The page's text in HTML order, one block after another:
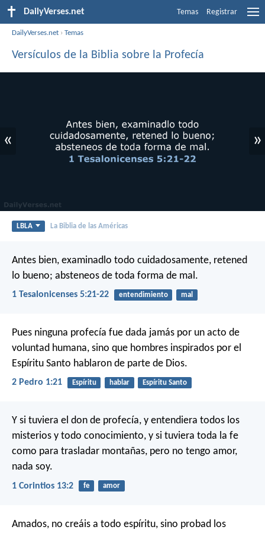
DailyVerses.net Temas Registrar
DailyVerses.net ›Temas
Versículos de la Biblia sobre la Profecía
« »
LBLA La Biblia de las Américas
Antes bien, examinadlo todo cuidadosamente, retened
lo bueno; absteneos de toda forma de mal.
1 Tesalonicenses 5:21-22 entendimiento mal
Pues ninguna profecía fue dada jamás por un acto de
voluntad humana, sino que hombres inspirados por el
Espíritu Santo hablaron de parte de Dios.
2 Pedro 1:21 Espíritu hablar Espíritu Santo
Y si tuviera el don de profecía, y entendiera todos los
misterios y todo conocimiento, y si tuviera toda la fe
como para trasladar montañas, pero no tengo amor,
nada soy.
1 Corintios 13:2 fe amor
Amados, no creáis a todo espíritu, sino probad los